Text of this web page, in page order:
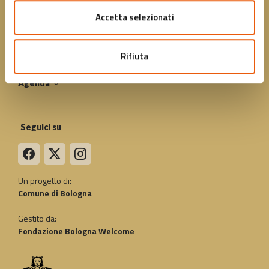
Accetta selezionati
Rifiuta
Convenzioni
Agenda
Seguici su
Un progetto di:
Comune di Bologna
Gestito da:
Fondazione Bologna Welcome